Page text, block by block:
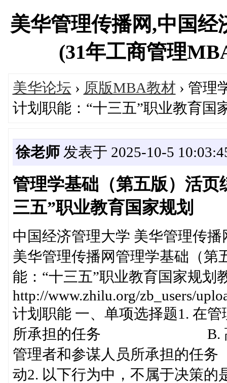
美华管理传播网,中国
(31年工商管理
美华论坛 › 原版MBA教材 › 管理
计划职能：“十三五”职业教育国
徐老师发表于 2025-10-5
管理学基础（第五版）活
三五”职业教育国家规划
中国经济管理大学 美华管理传播
美华管理传播网管理学基础（
能：“十三五”职业教育国家规划
http://www.zhilu.org/zb_users/
计划职能 一、单项选择题1. 在
所承担的任务 B. 高层和
管理者和参谋人员所承担的任
动2. 以下行为中，不属于决